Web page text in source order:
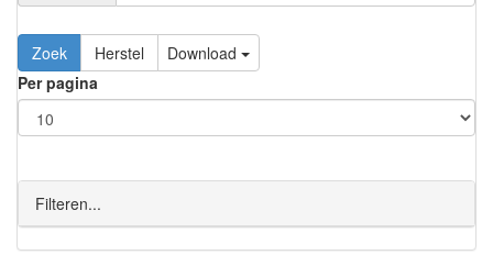
Download
Per pagina
Filteren...